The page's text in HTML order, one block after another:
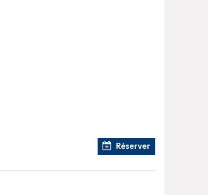
Réserver